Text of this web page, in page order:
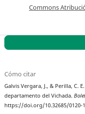
Commons
Cómo citar
Galvis Vergara, J., & Perilla, C.
departamento del Vichada.
https://doi.org/10.32685/0120-